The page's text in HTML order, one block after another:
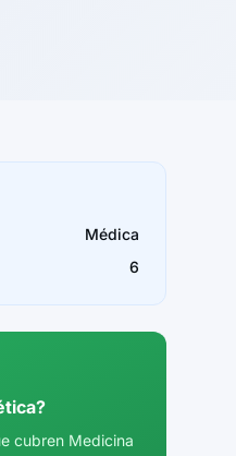
Médica
6
cubren Medicina